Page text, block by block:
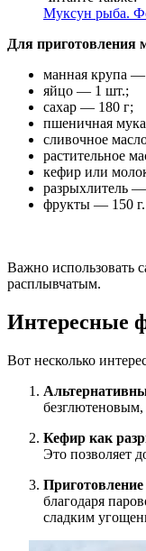
Муксун рыба.
Для приготовления
манная крупа —
яйцо — 1 шт.;
сахар — 180 г;
пшеничная
сливочное
растительное
кефир или
разрыхлитель
фрукты — 150 г.
Важно использовать
расплывчатым.
Интересные
Вот несколько
Кефир как
Это позволяет
благодаря
сладким